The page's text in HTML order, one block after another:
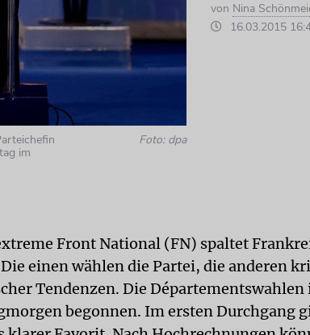
im
Foto: dpa
von Nina
16.03.2015
Front National (FN) spaltet
einen wählen die Partei, die anderen
Tendenzen. Die Départementswahlen
begonnen. Im ersten Durchgang